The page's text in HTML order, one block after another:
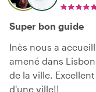
Super bon guide
Inès nous a
amené dans
de la ville.
d'une ville!!